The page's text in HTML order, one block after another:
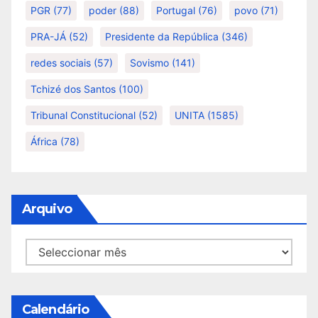
PGR (77) poder (88) Portugal (76) povo (71)
PRA-JÁ (52) Presidente da República (346)
redes sociais (57) Sovismo (141)
Tchizé dos Santos (100)
Tribunal Constitucional (52) UNITA (1585)
África (78)
Arquivo
Arquivo
Calendário